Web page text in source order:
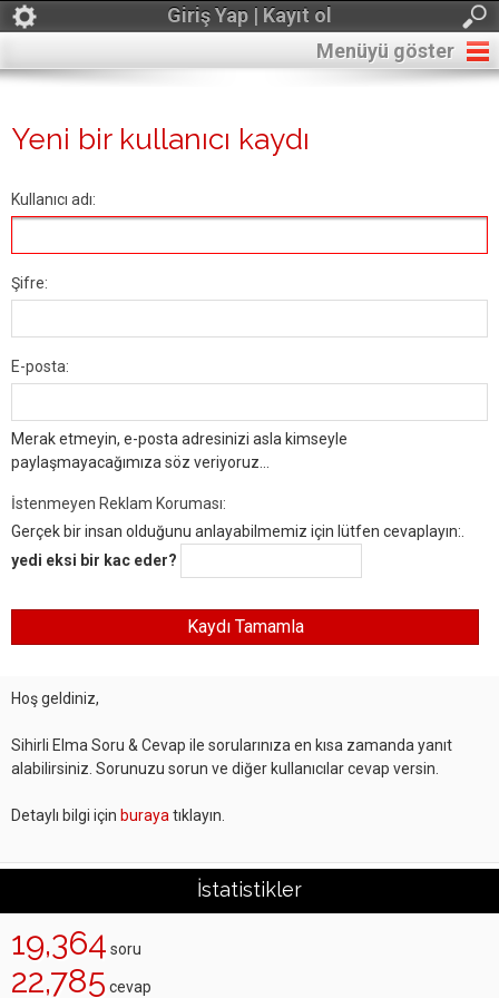
Giriş Yap | Kayıt ol
Menüyü göster
Yeni bir kullanıcı kaydı
Kullanıcı adı:
Şifre:
E-posta:
Merak etmeyin, e-posta adresinizi asla kimseyle
paylaşmayacağımıza söz veriyoruz...
İstenmeyen Reklam Koruması:
Gerçek bir insan olduğunu anlayabilmemiz için lütfen cevaplayın:.
yedi eksi bir kac eder?
Hoş geldiniz,
Sihirli Elma Soru & Cevap ile sorularınıza en kısa zamanda yanıt
alabilirsiniz. Sorunuzu sorun ve diğer kullanıcılar cevap versin.
Detaylı bilgi için buraya tıklayın.
İstatistikler
19,364 soru
22,785 cevap